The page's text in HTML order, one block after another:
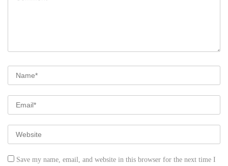
Save my name, email, and website in this browser for the next time I